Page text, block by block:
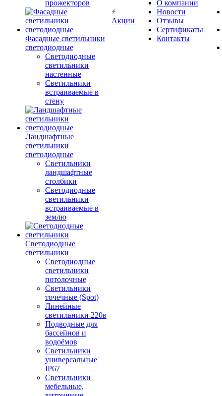
прожекторов
Фасадные светильники
светодиодные
Светодиодные
светильники
настенные
Светильники
встраиваемые в
стену
Ландшафтные
светильники
светодиодные
Светильники
ландшафтные
столбики
Светодиодные
светильники
встраиваемые в
землю
Светодиодные
светильники
Светодиодные
светильники
потолочные
Светильники
точечные (Spot)
Линейные
светильники 220в
Подводные для
бассейнов и
водоёмов
Светильники
универсальные
IP67
Светильники
мебельные,
Акции
О компании
Новости
Отзывы
Сертификаты
Контакты